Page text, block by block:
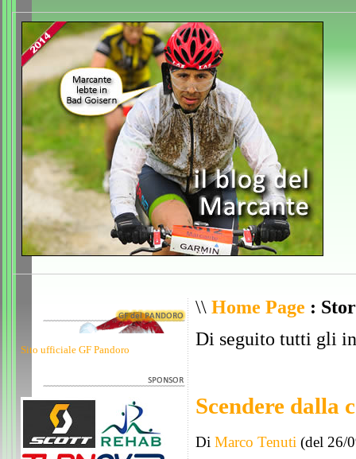
Sito ufficiale GF Pandoro
\\ Home Page :
Di seguito tutti gli
Scendere dalla
Di Marco Tenuti (del 26/